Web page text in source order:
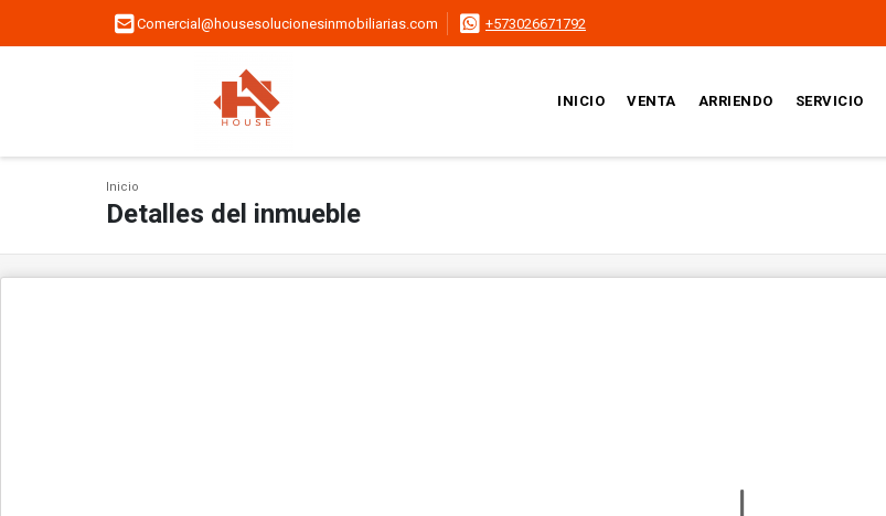
Comercial@housesolucionesinmobiliarias.com +573026671792
INICIO VENTA ARRIENDO SERVICIO
Inicio
Detalles del inmueble